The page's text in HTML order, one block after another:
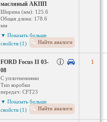
масляный АКПП
Ширина (мм): 125.6
Общая длина: 178.6
мм
Диаметр прокладки:
27.15 мм
Высота: 35.3 мм
▼ Показать больше
свойств (1)
Найти аналоги
FORD Focus II 03-
08
С уплотнениями
Тип коробки
передач: CFT23
Вид коробки
передач: CVT-
автоматическая
коробка передач(без
▼ Показать больше
свойств (1)
Найти аналоги
1